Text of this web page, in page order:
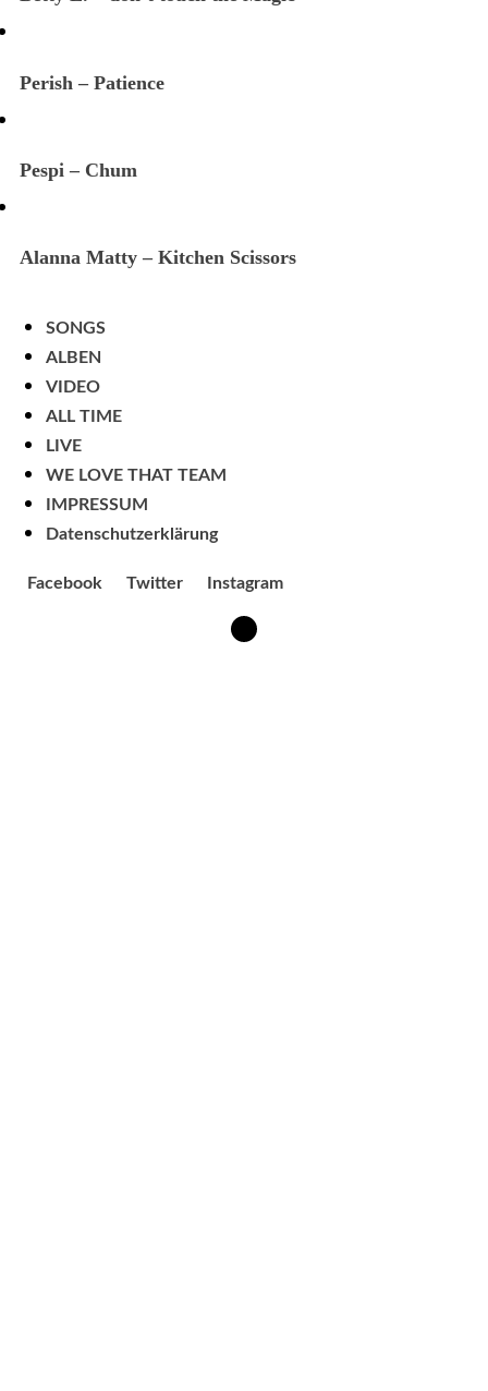
Perish – Patience
Pespi – Chum
Alanna Matty – Kitchen Scissors
SONGS
ALBEN
VIDEO
ALL TIME
LIVE
WE LOVE THAT TEAM
IMPRESSUM
Datenschutzerklärung
Facebook Twitter Instagram